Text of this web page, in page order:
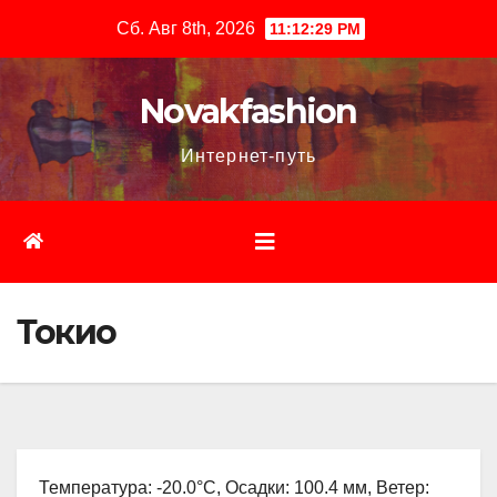
содержимому
Сб. Авг 8th, 2026 11:12:30 PM
Novakfashion
Интернет-путь
Токио
Температура: -20.0°C, Осадки: 100.4 мм, Ветер: